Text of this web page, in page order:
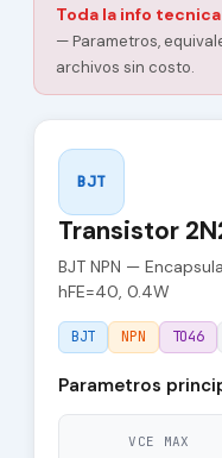
Toda la info
— Parametros,
archivos sin costo.
BJT
Transistor
BJT NPN —
hFE=40, 0.4W
BJT NPN TO46
Parametros
VCE MAX